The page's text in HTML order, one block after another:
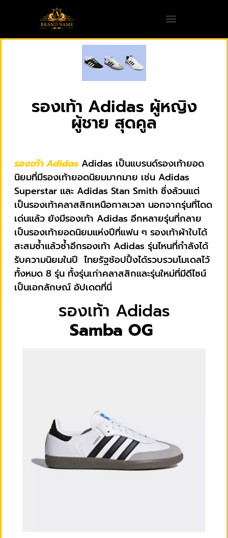
รองเท้า Adidas ผู้หญิง
ผู้ชาย สุดคูล
รองเท้า Adidas Adidas เป็นแบรนด์รองเท้ายอด
นิยมที่มีรองเท้ายอดนิยมมากมาย เช่น Adidas
Superstar และ Adidas Stan Smith ซึ่งล้วนแต่
เป็นรองเท้าคลาสสิกเหนือกาลเวลา นอกจากรุ่นที่โดด
เด่นแล้ว ยังมีรองเท้า Adidas อีกหลายรุ่นที่กลาย
เป็นรองเท้ายอดนิยมแห่งปีที่แฟน ๆ รองเท้าผ้าใบได้
สะสมซ้ำแล้วซ้ำอีกรองเท้า Adidas รุ่นไหนที่กำลังได้
รับความนิยมในปี ไทยรัฐช้อปปิ้งได้รวบรวมโมเดลไว้
ทั้งหมด 8 รุ่น ทั้งรุ่นเก่าคลาสสิกและรุ่นใหม่ที่มีดีไซน์
เป็นเอกลักษณ์ อัปเดตที่นี่
รองเท้า Adidas
Samba OG